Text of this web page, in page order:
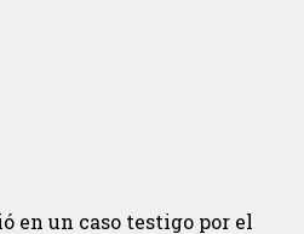
en un caso testigo por el